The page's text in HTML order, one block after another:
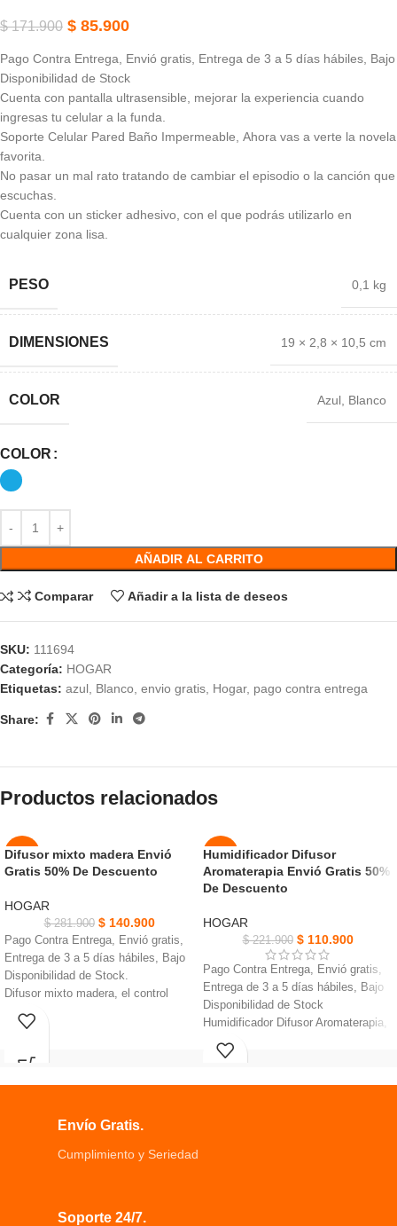
$171.900 $ 85.900
Pago Contra Entrega, Envió gratis, Entrega de 3 a 5 días hábiles, Bajo
Disponibilidad de Stock
Cuenta con pantalla ultrasensible, mejorar la experiencia cuando
ingresas tu celular a la funda.
Soporte Celular Pared Baño Impermeable, Ahora vas a verte la novela
favorita.
No pasar un mal rato tratando de cambiar el episodio o la canción que
escuchas.
Cuenta con un sticker adhesivo, con el que podrás utilizarlo en
cualquier zona lisa.
PESO 0,1 kg
DIMENSIONES 19 × 2,8 × 10,5 cm
COLOR Azul Blanco
COLOR
AÑADIR AL CARRITO
Comparar Añadir a la lista de deseos
SKU: 111694
Categoría: HOGAR
Etiquetas: azul Blanco envio gratis Hogar, pago contra entrega
Share:
Productos relacionados
-50%
Difusor mixto madera Envió
Gratis 50% De Descuento
HOGAR
$281.900 $140.900
Pago Contra Entrega, Envió gratis,
Entrega de 3 a 5 días hábiles, Bajo
Disponibilidad de Stock.
Difusor mixto madera, el control
remoto, puede encender/Apagar.
Humidificar el aire seco durante 8 a
Tanque de agua de gran capacidad
puede llenarse con 500-700ml de
-50%
NUEVO
Humidificador Difusor
Aromaterapia Envió Gratis 50%
De Descuento
HOGAR
$221.900 $110.900
Pago Contra Entrega, Envió gratis,
Entrega de 3 a 5 días hábiles, Bajo
Disponibilidad de Stock
Humidificador Difusor Aromaterapia,
Funcionamiento Corriente: 300-
450mA.
Envío Gratis.
Cumplimiento y Seriedad
Soporte 24/7.